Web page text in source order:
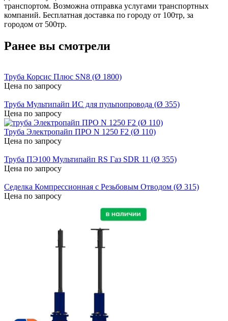
транспортом. Возможна отправка услугами транспортных
компаний. Бесплатная доставка по городу от 100тр, за
городом от 500тр.
Ранее вы смотрели
Труба Корсис Плюс SN8 (Ø 1800)
Цена по запросу
Труба Мультипайп ИС для пульпопровода (Ø 355)
Цена по запросу
Труба Электропайп ПРО N 1250 F2 (Ø 110)
Цена по запросу
Труба ПЭ100 Мультипайп RS Газ SDR 11 (Ø 355)
Цена по запросу
Седелка Компрессионная с Резьбовым Отводом (Ø 315)
Цена по запросу